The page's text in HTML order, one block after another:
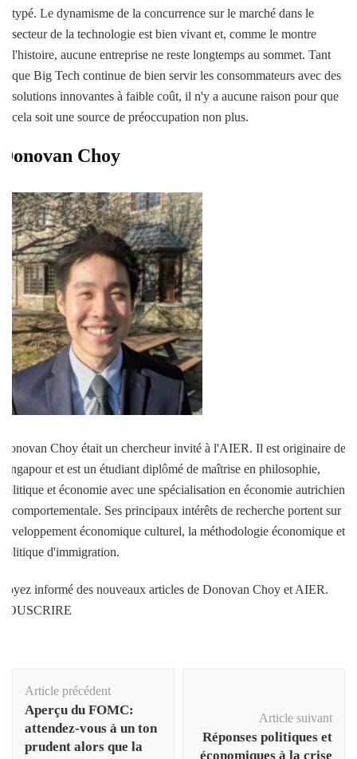
typé. Le dynamisme de la concurrence sur le marché dans le
secteur de la technologie est bien vivant et, comme le montre
l'histoire, aucune entreprise ne reste longtemps au sommet. Tant
que Big Tech continue de bien servir les consommateurs avec des
solutions innovantes à faible coût, il n'y a aucune raison pour que
cela soit une source de préoccupation non plus.
Donovan Choy
Donovan Choy était un chercheur invité à l'AIER. Il est originaire de
Singapour et est un étudiant diplômé de maîtrise en philosophie,
politique et économie avec une spécialisation en économie autrichienne
et comportementale. Ses principaux intérêts de recherche portent sur le
développement économique culturel, la méthodologie économique et la
politique d'immigration.
Soyez informé des nouveaux articles de Donovan Choy et AIER.
SOUSCRIRE
d'article
Article précédent
Aperçu du FOMC:
attendez-vous à un ton
prudent alors que la
Article suivant
Réponses politiques et
économiques à la crise